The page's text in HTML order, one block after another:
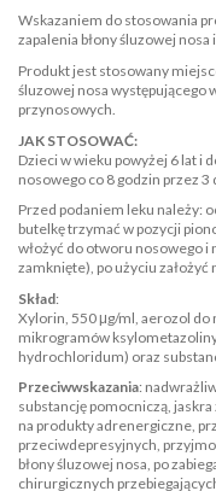
Wskazaniem do stosowania
zapalenia błony śluzowej
Produkt jest stosowany
śluzowej nosa występującego
przynosowych.
JAK STOSOWAĆ:
Dzieci w wieku powyżej 6 lat i
nosowego co 8 godzin przez 3
Przed podaniem leku należy:
butelkę trzymać w pozycji
włożyć do otworu nosowego i
zamknięte), po użyciu założyć
Skład:
Xylorin, 550 μg/ml, aerozol
mikrogramów
hydrochloridum) oraz
Przeciwwskazania:
substancję pomocniczą,
na produkty adrenergiczne,
przeciwdepresyjnych,
błony śluzowej nosa, po
chirurgicznych